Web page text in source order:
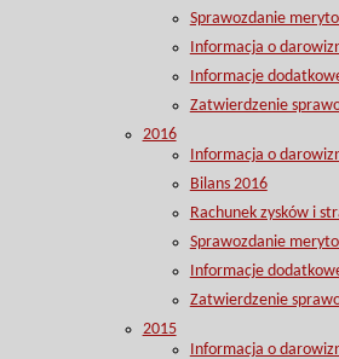
Sprawozdanie
Informacja o
Informacje
Zatwierdzenie
2016
Informacja o
Bilans 2016
Rachunek zysków i
Sprawozdanie
Informacje
Zatwierdzenie
2015
Informacja o